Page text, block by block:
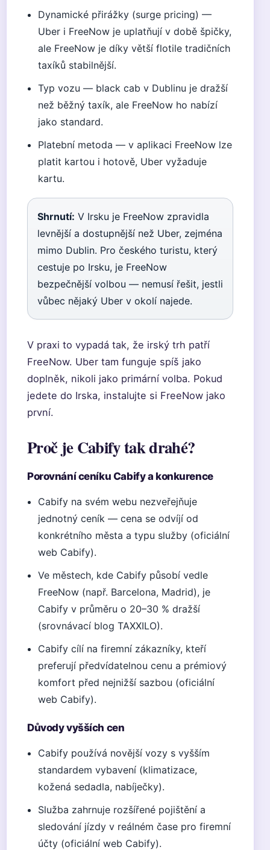
Dynamické přirážky (surge pricing) —
Uber i FreeNow je uplatňují v době špičky,
ale FreeNow je díky větší flotile tradičních
taxíků stabilnější.
Typ vozu — black cab v Dublinu je dražší
než běžný taxík, ale FreeNow ho nabízí
jako standard.
Platební metoda — v aplikaci FreeNow lze
platit kartou i hotově, Uber vyžaduje
kartu.
Shrnutí: V Irsku je FreeNow zpravidla
levnější a dostupnější než Uber, zejména
mimo Dublin. Pro českého turistu, který
cestuje po Irsku, je FreeNow
bezpečnější volbou — nemusí řešit, jestli
vůbec nějaký Uber v okolí najede.
V praxi to vypadá tak, že irský trh patří
FreeNow. Uber tam funguje spíš jako
doplněk, nikoli jako primární volba. Pokud
jedete do Irska, instalujte si FreeNow jako
první.
Proč je Cabify tak drahé?
Porovnání ceníku Cabify a konkurence
Cabify na svém webu nezveřejňuje
jednotný ceník — cena se odvíjí od
konkrétního města a typu služby (oficiální
web Cabify).
Ve městech, kde Cabify působí vedle
FreeNow (např. Barcelona, Madrid), je
Cabify v průměru o 20–30 % dražší
(srovnávací blog TAXXILO).
Cabify cílí na firemní zákazníky, kteří
preferují předvídatelnou cenu a prémiový
komfort před nejnižší sazbou (oficiální
web Cabify).
Důvody vyšších cen
Cabify používá novější vozy s vyšším
standardem vybavení (klimatizace,
kožená sedadla, nabíječky).
Služba zahrnuje rozšířené pojištění a
sledování jízdy v reálném čase pro firemní
účty (oficiální web Cabify).